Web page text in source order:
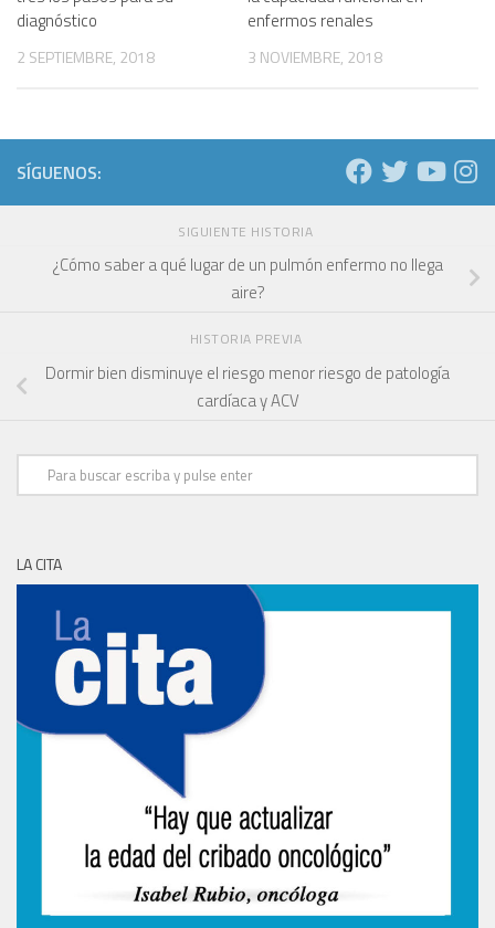
diagnóstico
2 SEPTIEMBRE, 2018
enfermos renales
3 NOVIEMBRE, 2018
SÍGUENOS:
SIGUIENTE HISTORIA
¿Cómo saber a qué lugar de un pulmón enfermo no llega
aire?
HISTORIA PREVIA
Dormir bien disminuye el riesgo menor riesgo de patología
cardíaca y ACV
LA CITA